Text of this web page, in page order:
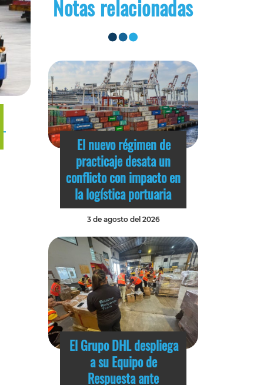
Notas relacionadas
El nuevo régimen de
practicaje desata un
conflicto con impacto en
la logística portuaria
3 de agosto del 2026
El Grupo DHL despliega
a su Equipo de
Respuesta ante